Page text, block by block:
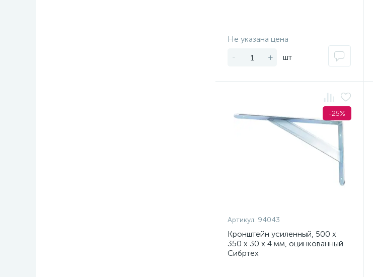
Не указана цена
-
+ шт
-25%
Артикул: 94043
Кронштейн усиленный, 500 х
350 х 30 х 4 мм, оцинкованный
Сибртех